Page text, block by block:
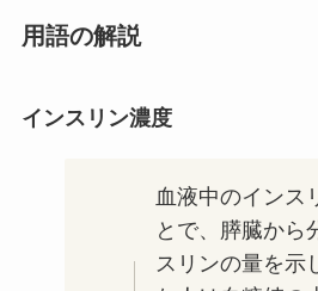
用語の解説
インスリン濃度
血液中のインス
とで、膵臓から
スリンの量を示